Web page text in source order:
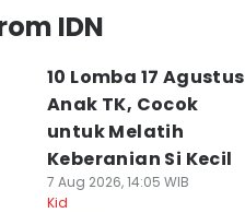
IDN
10 Lomba 17 Agustus
Anak TK, Cocok
untuk Melatih
Keberanian Si Kecil
7 Aug 2026, 14:05 WIB
Kid